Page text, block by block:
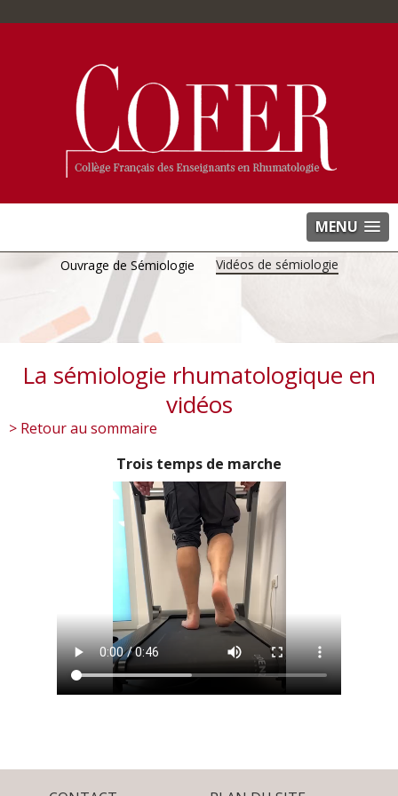
MENU
Ouvrage de Sémiologie Vidéos de sémiologie
La sémiologie rhumatologique en
vidéos
> Retour au sommaire
Trois temps de marche